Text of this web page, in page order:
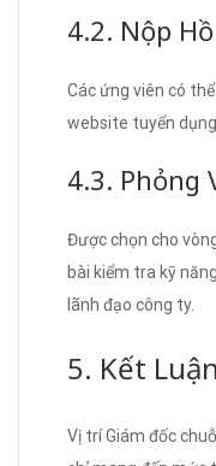
4.2. Nộp
Các ứng viên có
website tuyển
4.3. Phỏng
Được chọn cho
bài kiểm tra kỹ
lãnh đạo công ty.
5. Kết Luận
Vị trí Giám đốc